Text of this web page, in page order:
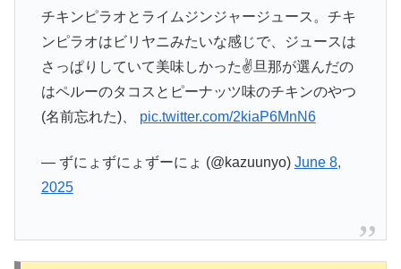
チキンピラオとライムジンジャージュース。チキ
ンピラオはビリヤニみたいな感じで、ジュースは
さっぱりしていて美味しかった✌️旦那が選んだの
はペルーのタコスとピーナッツ味のチキンのやつ
(名前忘れた)、 pic.twitter.com/2kiaP6MnN6
— ずにょずにょずーにょ (@kazuunyo) June 8,
2025